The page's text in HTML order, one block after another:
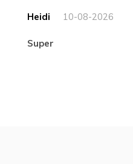
Heidi 10-08-2026
Super